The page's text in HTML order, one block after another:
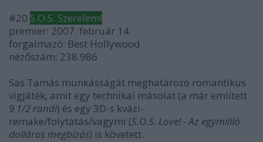
#20 S.O.S. Szerelem!
premier: 2007. február 14.
forgalmazó: Best Hollywood
nézőszám: 238.986
Sas Tamás munkásságát meghatározó romantikus
vígjáték, amit egy technikai másolat (a már említett
9 1/2 randi) és egy 3D-s kvázi-
remake/folytatás/vagymi (S.O.S. Love! - Az egymillió
dolláros megbízás) is követett.